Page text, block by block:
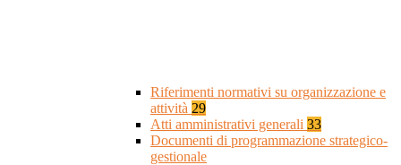
Riferimenti normativi su organizzazione e
attività 29
Atti amministrativi generali 33
Documenti di programmazione strategico-
gestionale